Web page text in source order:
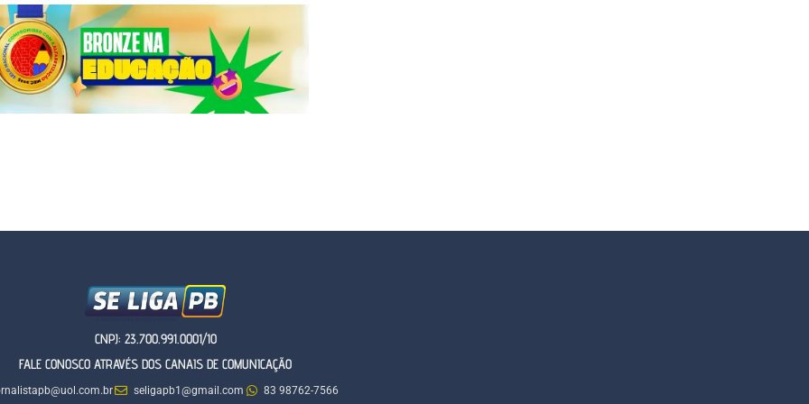
CNPJ: 23.700.991.0001/10
FALE CONOSCO ATRAVÉS DOS CANAIS DE COMUNICAÇÃO
seligapb1@gmail.com 83 98762-7566